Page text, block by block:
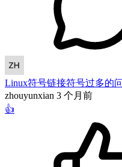
Linux符号链接符号过多的
zhouyunxian 3 个月前
👍